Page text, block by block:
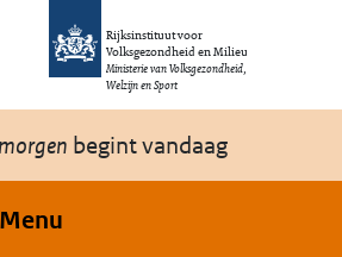
gaan
Rijksinstituut voor
Volksgezondheid en Milieu
Ministerie van Volksgezondheid,
Welzijn en Sport
begint vandaag
Menu